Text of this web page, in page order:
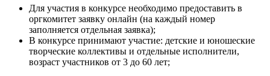
Для участия в конкурсе необходимо предоставить в
оргкомитет заявку онлайн (на каждый номер
заполняется отдельная заявка);
В конкурсе принимают участие: детские и юношеские
творческие коллективы и отдельные исполнители,
возраст участников от 3 до 60 лет;